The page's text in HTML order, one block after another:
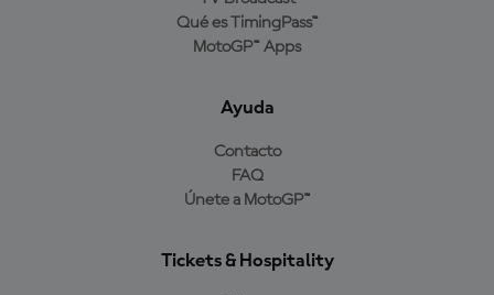
Qué es TimingPass™
MotoGP™ Apps
Ayuda
Contacto
FAQ
Únete a MotoGP™
Tickets & Hospitality